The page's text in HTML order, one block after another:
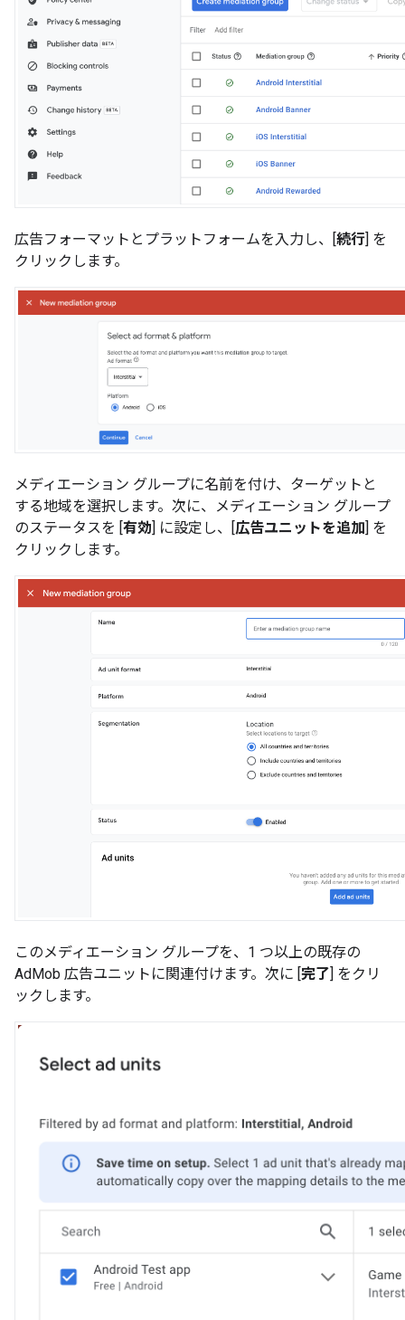
広告フォーマットとプラットフォームを入力し、[続行] を
クリックします。
メディエーション グループに名前を付け、ターゲットと
する地域を選択します。次に、メディエーション グループ
のステータスを [有効] に設定し、[広告ユニットを追加] を
クリックします。
このメディエーション グループを、1 つ以上の既存の
AdMob 広告ユニットに関連付けます。次に [ 完了 ] をクリ
ックします。